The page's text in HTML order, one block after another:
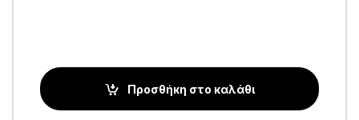
Προσθήκη στο καλάθι